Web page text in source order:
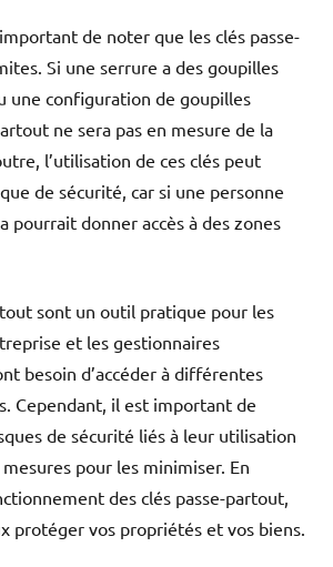
de noter que les clés passe-
Si une serrure a des goupilles
une configuration de goupilles
ne sera pas en mesure de la
l’utilisation de ces clés peut
de sécurité, car si une personne
pourrait donner accès à des zones
sont un outil pratique pour les
et les gestionnaires
besoin d’accéder à différentes
Cependant, il est important de
de sécurité liés à leur utilisation
pour les minimiser. En
des clés passe-partout,
protéger vos propriétés et vos biens.